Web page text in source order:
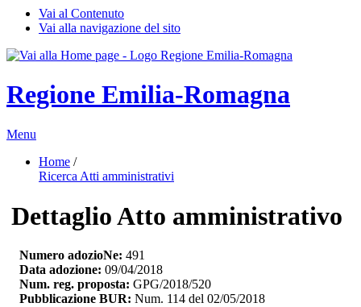
Vai al Contenuto
Vai alla navigazione del sito
Regione Emilia-Romagna
Menu
Home /
Ricerca Atti amministrativi
Dettaglio Atto amministrativo
Numero adozioNe: 491
Data adozione: 09/04/2018
Num. reg. proposta: GPG/2018/520
Pubblicazione BUR: Num. 114 del 02/05/2018